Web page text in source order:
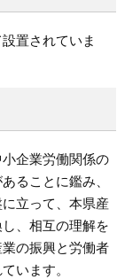
置されていま
企業労働関係の
ることに鑑み、
立って、本県産
、相互の理解を
の振興と労働者
います。